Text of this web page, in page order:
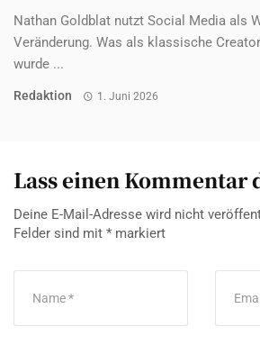
Nathan Goldblat nutzt Social Media als
Veränderung. Was als klassische
wurde ...
Redaktion 1. Juni 2026
Lass einen Kommentar
Deine E-Mail-Adresse wird nicht
Felder sind mit * markiert